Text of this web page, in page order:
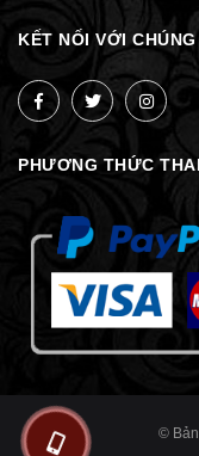
KẾT NỐI VỚI CHÚNG
PHƯƠNG THỨC
©